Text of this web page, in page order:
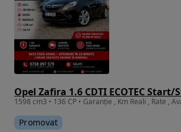
Promovat